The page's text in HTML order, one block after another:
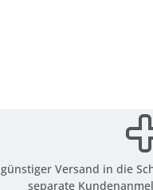
günstiger Versand in die
separate